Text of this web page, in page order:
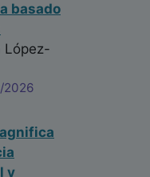
basado
López-
2026
y